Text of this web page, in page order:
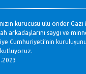
kurucusu ulu önder Gazi
arkadaşlarını saygı ve
Cumhuriyeti’nin